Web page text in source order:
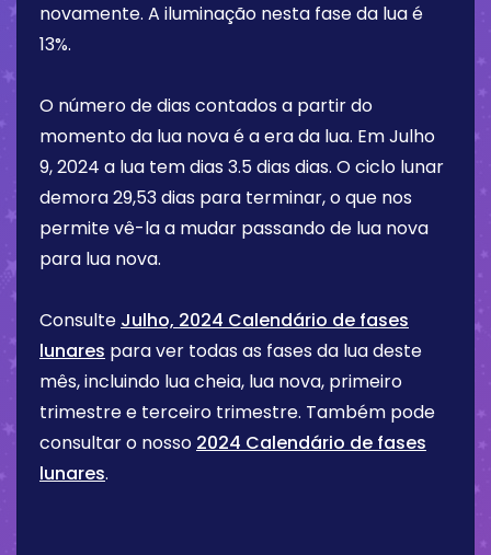
novamente. A iluminação nesta fase da lua é
13%.
O número de dias contados a partir do
momento da lua nova é a era da lua. EmJulho
9, 2024 a lua tem dias 3.5 dias dias. O ciclo lunar
demora 29,53 dias para terminar, o que nos
permite vê-la a mudar passando de lua nova
para lua nova.
Consulte Julho, 2024 Calendário de fases
lunares para ver todas as fases da lua deste
mês, incluindo lua cheia, lua nova, primeiro
trimestre e terceiro trimestre. Também pode
consultar o nosso 2024 Calendário de fases
lunares.